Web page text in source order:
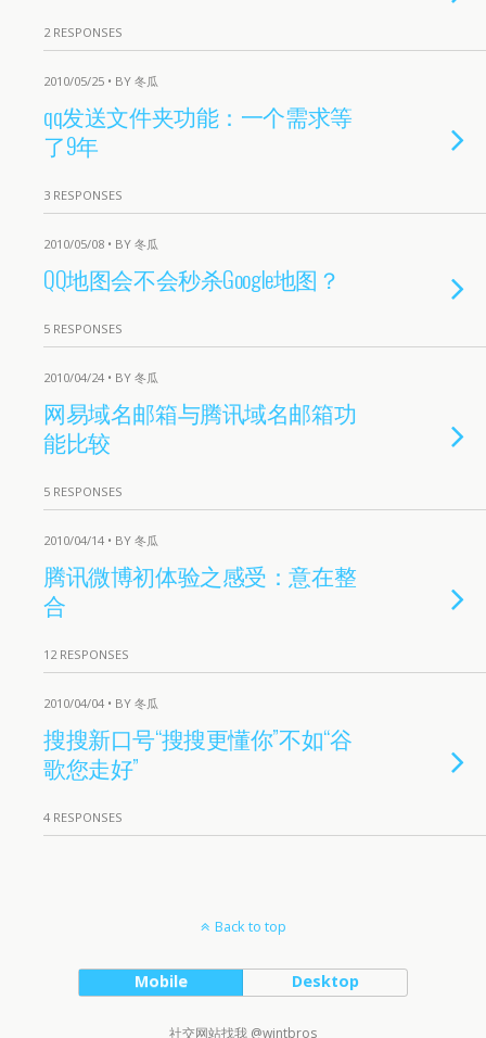
2 RESPONSES
2010/05/25 • BY 冬瓜
qq发送文件夹功能：一个需求等
了9年
3 RESPONSES
2010/05/08 • BY 冬瓜
QQ地图会不会秒杀Google地图？
5 RESPONSES
2010/04/24 • BY 冬瓜
网易域名邮箱与腾讯域名邮箱功
能比较
5 RESPONSES
2010/04/14 • BY 冬瓜
腾讯微博初体验之感受：意在整
合
12 RESPONSES
2010/04/04 • BY 冬瓜
搜搜新口号“搜搜更懂你”不如“谷
歌您走好”
4 RESPONSES
Back to top
Mobile Desktop
社交网站找我 @wintbros